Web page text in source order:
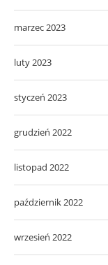
marzec 2023
luty 2023
styczeń 2023
grudzień 2022
listopad 2022
październik 2022
wrzesień 2022